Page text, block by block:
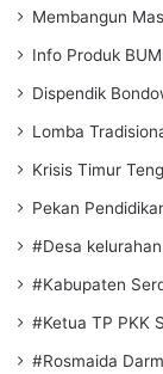
Membangun
Info Produk
Dispendik
Lomba
Krisis Timur
Pekan
#Desa
#Kabupaten
#Ketua TP PKK
#Rosmaida